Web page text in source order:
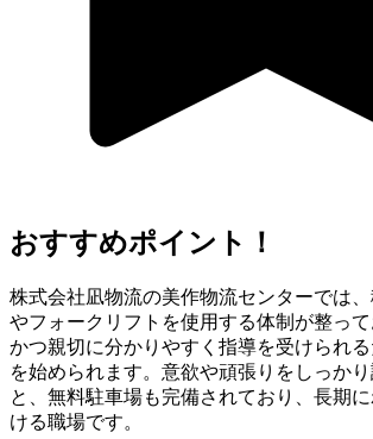
おすすめポイント！
株式会社凪物流の美作物流センターでは
やフォークリフトを使用する体制が整っ
かつ親切に分かりやすく指導を受けられ
を始められます。意欲や頑張りをしっか
と、無料駐車場も完備されており、長期
ける職場です。